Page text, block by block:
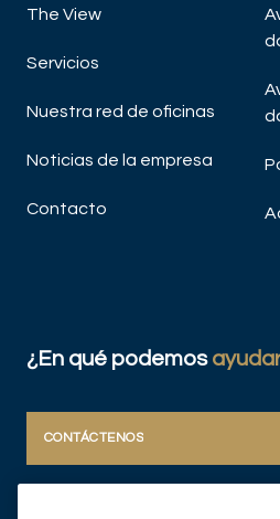
The View
Servicios
Nuestra red de oficinas
Noticias de la empresa
Contacto
¿En qué podemos
CONTÁCTENOS